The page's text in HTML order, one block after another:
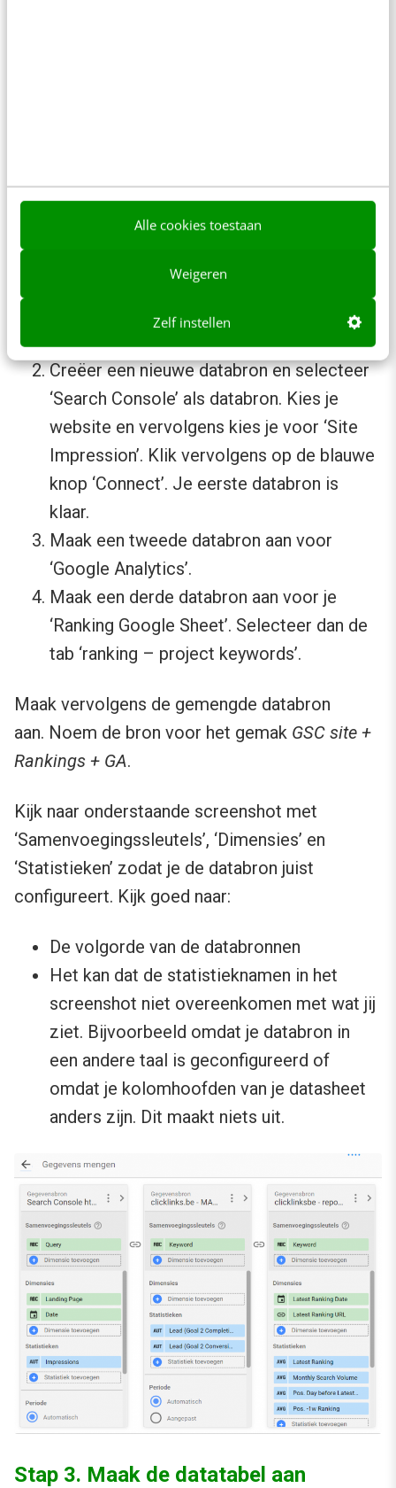
Alle cookies toestaan
Weigeren
Zelf instellen
databronnen klaar te maken. Stap 1 en 2 zou je
al moeten gedaan hebben als je de vorige
Maak een nieuw en leeg Google Data
Studio-bestand aan.
Creëer een nieuwe databron en selecteer
‘Search Console’ als databron. Kies je
website en vervolgens kies je voor ‘Site
Impression’. Klik vervolgens op de blauwe
knop ‘Connect’. Je eerste databron is
klaar.
Maak een tweede databron aan voor
‘Google Analytics’.
Maak een derde databron aan voor je
‘Ranking Google Sheet’. Selecteer dan de
tab ‘ranking – project keywords’.
Maak vervolgens de gemengde databron
aan. Noem de bron voor het gemak GSC site +
Rankings + GA.
Kijk naar onderstaande screenshot met
‘Samenvoegingssleutels’, ‘Dimensies’ en
‘Statistieken’ zodat je de databron juist
configureert. Kijk goed naar:
De volgorde van de databronnen
Het kan dat de statistieknamen in het
screenshot niet overeenkomen met wat jij
ziet. Bijvoorbeeld omdat je databron in
een andere taal is geconfigureerd of
omdat je kolomhoofden van je datasheet
anders zijn. Dit maakt niets uit.
Stap 3. Maak de datatabel aan